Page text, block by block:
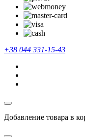
+38 044 331-15-43
Добавление товара в